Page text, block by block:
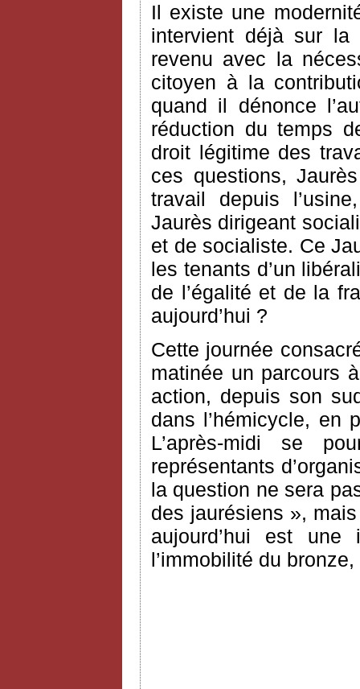
Il existe une
intervient déjà sur la
revenu avec la
citoyen à la
quand il dénonce
réduction du temps
droit légitime des
ces questions,
travail depuis
Jaurès dirigeant
et de socialiste. Ce
les tenants d’un
de l’égalité et de la
aujourd’hui ?
Cette journée
matinée un parcours
action, depuis son
dans l’hémicycle, en
L’après-midi se
représentants
la question ne sera
des jaurésiens »,
aujourd’hui est
l’immobilité du